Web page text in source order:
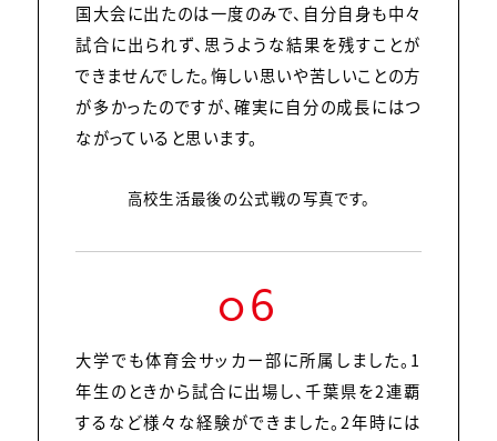
国大会に出たのは一度のみで、自分自身も中々
試合に出られず、思うような結果を残すことが
できませんでした。悔しい思いや苦しいことの方
が多かったのですが、確実に自分の成長にはつ
ながっていると思います。
高校生活最後の公式戦の写真です。
06
大学でも体育会サッカー部に所属しました。1
年生のときから試合に出場し、千葉県を2連覇
するなど様々な経験ができました。2年時には